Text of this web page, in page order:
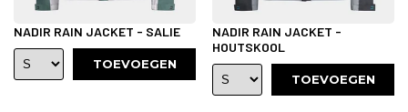
NADIR RAIN JACKET - SALIE
TOEVOEGEN
NADIR RAIN JACKET -
HOUTSKOOL
TOEVOEGEN